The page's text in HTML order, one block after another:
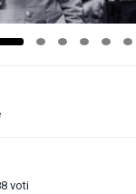
voti